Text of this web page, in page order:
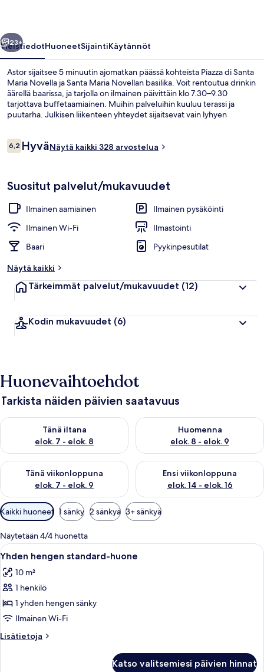
Seuraava
23+
YleistiedotHuoneetSijaintiKäytännöt
Astor sijaitsee 5 minuutin ajomatkan päässä kohteista Piazza di Santa
Maria Novella ja Santa Maria Novellan basilika. Voit rentoutua drinkin
äärellä baarissa, ja tarjolla on ilmainen päivittäin klo 7.30–9.30
tarjottava buffetaamiainen. Muihin palveluihin kuuluu terassi ja
puutarha. Julkisen liikenteen yhteydet sijaitsevat vain lyhyen
raitiovaunupysäkki 7 minuutin kävelymatkan päässä.
Arvostelut
6,26,2 kautta 10.
HyväNäytä kaikki 328 arvostelua
Suositut palvelut/mukavuudet
Ilmainen aamiainen
Ilmainen pysäköinti
Ilmainen Wi-Fi
Ilmastointi
Baari
Pyykinpesutilat
Näytä kaikki
Tärkeimmät palvelut/mukavuudet (12)
Kodin mukavuudet (6)
Huonevaihtoehdot
Tarkista näiden päivien saatavuus
Tänä iltana
elok. 7 - elok. 8
Tarkista tämän illan saatavuus elok. 7 - elok. 8
Huomenna
elok. 8 - elok. 9
Tarkista huomisen saatavuus
Tänä viikonloppuna
elok. 7 - elok. 9
Tarkista tämän viikonlopun saatavuus elok. 7 - elok. 9
Ensi viikonloppuna
elok. 14 - elok. 16
Tarkista ensi viikonlopun
Huoneille
saatavilla
olevia
suodattimia
Kaikki huoneet 1 sänky 2 sänkyä 3+ sänkyä
Näytetään 4/4 huonetta
Avaa
kaikki
huonetyypin
Yhden
hengen
standard-
huone
kuvat
Makuuhuoneessa on sänky, puinen
3
Yhden hengen standard-huone
10 m²
1 henkilö
1 yhden hengen sänky
Ilmainen Wi-Fi
Lisätietoja
Lisätietoja
Katso valitsemiesi päivien hinnat